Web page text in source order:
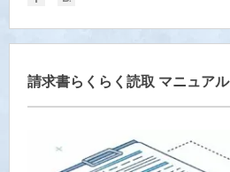
請求書らくらく読取 マニュアル